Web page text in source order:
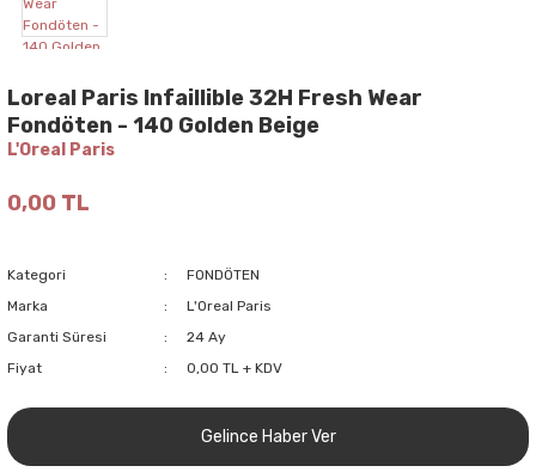
Loreal Paris Infaillible 32H Fresh Wear
Fondöten - 140 Golden Beige
L'Oreal Paris
0,00 TL
Kategori
FONDÖTEN
Marka
L'Oreal Paris
Garanti Süresi
24 Ay
Fiyat
0,00 TL + KDV
Gelince Haber Ver